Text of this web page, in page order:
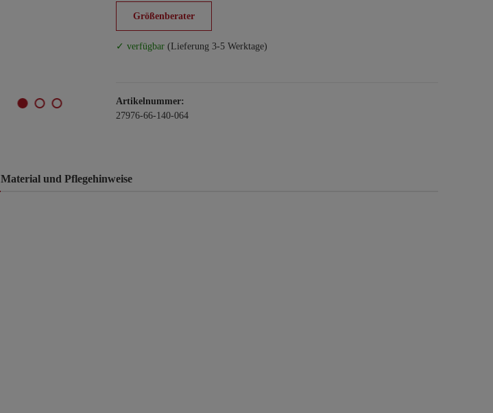
Größenberater
✓ verfügbar (Lieferung 3-5 Werktage)
Artikelnummer:
27976-66-140-064
Material und Pflegehinweise